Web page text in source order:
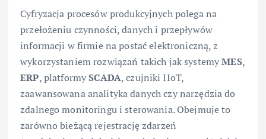
Cyfryzacja procesów produkcyjnych polega na
przełożeniu czynności, danych i przepływów
informacji w firmie na postać elektroniczną, z
wykorzystaniem rozwiązań takich jak systemyMES,
ERP, platformySCADA, czujniki IIoT,
zaawansowana analityka danych czy narzędzia do
zdalnego monitoringu i sterowania. Obejmuje to
zarówno bieżącą rejestrację zdarzeń